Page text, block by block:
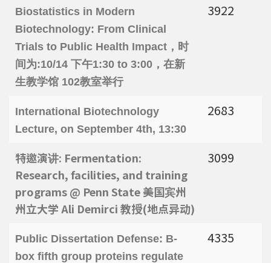
只能从基因组分析而无法从生态调查得知，在在
强调了解台湾特有物种基因资讯的重要性。
Biostatistics in Modern
Biotechnology: From Clinical
Trials to Public Health Impact， 时
间为:10/14 下午1:30 to 3:00，在新
生教学馆 102教室举行
3922
International Biotechnology
Lecture, on September 4th, 13:30
2683
特邀演讲: Fermentation:
Research, facilities, and training
programs @ Penn State 美国宾州
州立大学 Ali Demirci 教授(地点异动)
3099
Public Dissertation Defense: B-
box fifth group proteins regulate
4335